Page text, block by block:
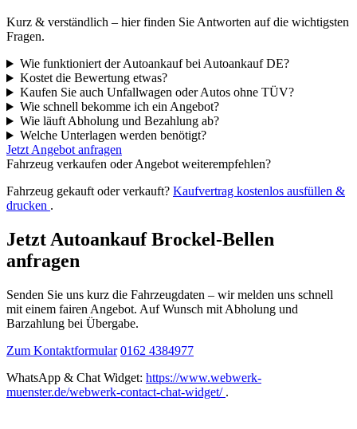
Kurz & verständlich – hier finden Sie Antworten auf die wichtigsten
Fragen.
Wie funktioniert der Autoankauf bei Autoankauf DE?
Kostet die Bewertung etwas?
Kaufen Sie auch Unfallwagen oder Autos ohne TÜV?
Wie schnell bekomme ich ein Angebot?
Wie läuft Abholung und Bezahlung ab?
Welche Unterlagen werden benötigt?
Jetzt Angebot anfragen
Fahrzeug verkaufen oder Angebot weiterempfehlen?
Fahrzeug gekauft oder verkauft? Kaufvertrag kostenlos ausfüllen &
drucken .
Jetzt Autoankauf Brockel-Bellen
anfragen
Senden Sie uns kurz die Fahrzeugdaten – wir melden uns schnell
mit einem fairen Angebot. Auf Wunsch mit Abholung und
Barzahlung bei Übergabe.
Zum Kontaktformular 0162 4384977
WhatsApp & Chat Widget: https://www.webwerk-
muenster.de/webwerk-contact-chat-widget/ .